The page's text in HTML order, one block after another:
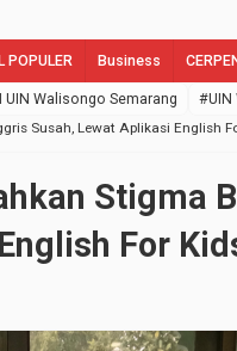
POPULER Business
UIN Walisongo Semarang #UIN
Susah, Lewat Aplikasi English
Stigma
For